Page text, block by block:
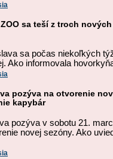
sa teší z troch
sa počas niekoľkých
Ako informovala
pozýva na otvorenie
kapybár
pozýva v sobotu 21.
novej sezóny. Ako